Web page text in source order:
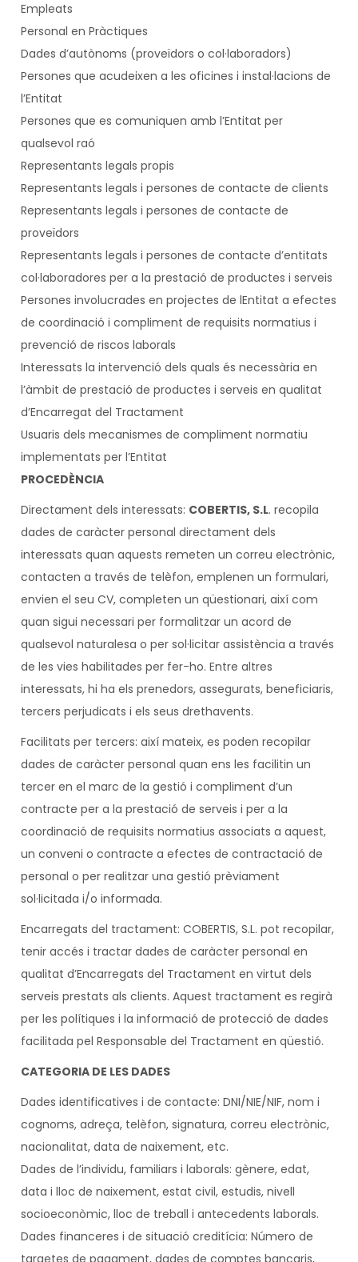
Empleats
Personal en Pràctiques
Dades d’autònoms (proveïdors o col·laboradors)
Persones que acudeixen a les oficines i instal·lacions de
l’Entitat
Persones que es comuniquen amb l’Entitat per
qualsevol raó
Representants legals propis
Representants legals i persones de contacte de clients
Representants legals i persones de contacte de
proveïdors
Representants legals i persones de contacte d’entitats
col·laboradores per a la prestació de productes i serveis
Persones involucrades en projectes de lEntitat a efectes
de coordinació i compliment de requisits normatius i
prevenció de riscos laborals
Interessats la intervenció dels quals és necessària en
l’àmbit de prestació de productes i serveis en qualitat
d’Encarregat del Tractament
Usuaris dels mecanismes de compliment normatiu
implementats per l’Entitat
PROCEDÈNCIA
Directament dels interessats: COBERTIS, S.L. recopila
dades de caràcter personal directament dels
interessats quan aquests remeten un correu electrònic,
contacten a través de telèfon, emplenen un formulari,
envien el seu CV, completen un qüestionari, així com
quan sigui necessari per formalitzar un acord de
qualsevol naturalesa o per sol·licitar assistència a través
de les vies habilitades per fer-ho. Entre altres
interessats, hi ha els prenedors, assegurats, beneficiaris,
tercers perjudicats i els seus drethavents.
Facilitats per tercers: així mateix, es poden recopilar
dades de caràcter personal quan ens les facilitin un
tercer en el marc de la gestió i compliment d’un
contracte per a la prestació de serveis i per a la
coordinació de requisits normatius associats a aquest,
un conveni o contracte a efectes de contractació de
personal o per realitzar una gestió prèviament
sol·licitada i/o informada.
Encarregats del tractament: COBERTIS, S.L. pot recopilar,
tenir accés i tractar dades de caràcter personal en
qualitat d’Encarregats del Tractament en virtut dels
serveis prestats als clients. Aquest tractament es regirà
per les polítiques i la informació de protecció de dades
facilitada pel Responsable del Tractament en qüestió.
CATEGORIA DE LES DADES
Dades identificatives i de contacte: DNI/NIE/NIF, nom i
cognoms, adreça, telèfon, signatura, correu electrònic,
nacionalitat, data de naixement, etc.
Dades de l’individu, familiars i laborals: gènere, edat,
data i lloc de naixement, estat civil, estudis, nivell
socioeconòmic, lloc de treball i antecedents laborals.
Dades financeres i de situació creditícia: Número de
targetes de pagament, dades de comptes bancaris,